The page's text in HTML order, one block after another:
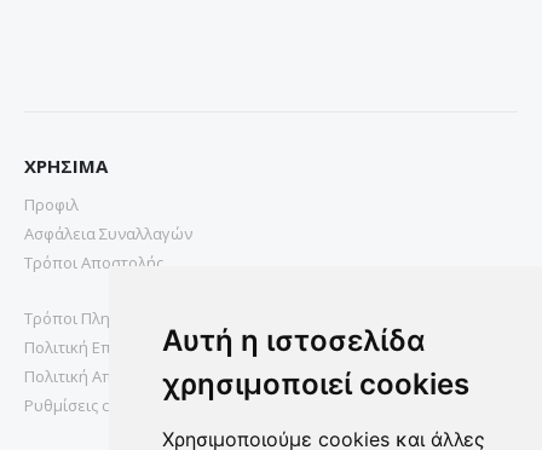
Αυτή η ιστοσελίδα
χρησιμοποιεί cookies
Χρησιμοποιούμε cookies και άλλες
ΧΡΗΣΙΜΑ
Προφιλ
Ασφάλεια Συναλλαγών
Τρόποι Αποστολής
Τρόποι Πληρωμής
Πολιτική Επιστροφών
Πολιτική Απορρήτου
Ρυθμίσεις cookies